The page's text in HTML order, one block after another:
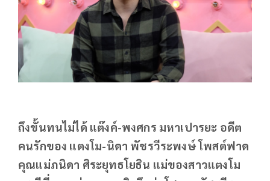
ถึงขั้นทนไม่ได้ แต๊งค์-พงศกร มหาเปารยะ อดีต
คนรักของ แตงโม-นิดา พัชรวีระพงษ์ โพสต์ฟาด
คุณแม่ภนิดา ศิระยุทธโยธิน แม่ของสาวแตงโม